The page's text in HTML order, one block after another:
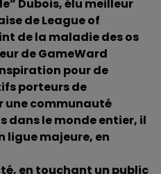
Dubois, élu meilleur
de League of
de la maladie des os
de GameWard
pour de
porteurs de
une communauté
dans le monde entier, il
ligue majeure, en
en touchant un public